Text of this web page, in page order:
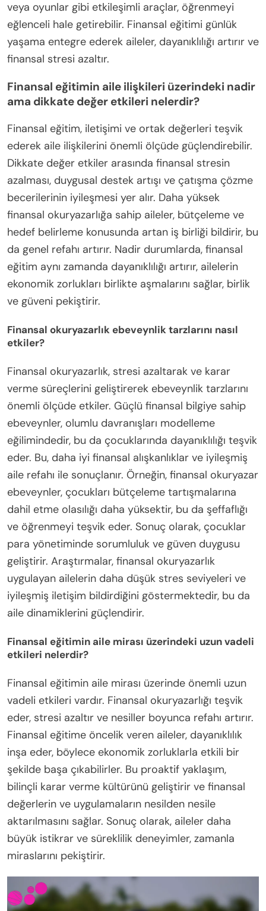
veya oyunlar gibi etkileşimli araçlar, öğrenmeyi
eğlenceli hale getirebilir. Finansal eğitimi günlük
yaşama entegre ederek aileler, dayanıklılığı artırır ve
finansal stresi azaltır.
Finansal eğitimin aile ilişkileri üzerindeki nadir
ama dikkate değer etkileri nelerdir?
Finansal eğitim, iletişimi ve ortak değerleri teşvik
ederek aile ilişkilerini önemli ölçüde güçlendirebilir.
Dikkate değer etkiler arasında finansal stresin
azalması, duygusal destek artışı ve çatışma çözme
becerilerinin iyileşmesi yer alır. Daha yüksek
finansal okuryazarlığa sahip aileler, bütçeleme ve
hedef belirleme konusunda artan iş birliği bildirir, bu
da genel refahı artırır. Nadir durumlarda, finansal
eğitim aynı zamanda dayanıklılığı artırır, ailelerin
ekonomik zorlukları birlikte aşmalarını sağlar, birlik
ve güveni pekiştirir.
Finansal okuryazarlık ebeveynlik tarzlarını nasıl
etkiler?
Finansal okuryazarlık, stresi azaltarak ve karar
verme süreçlerini geliştirerek ebeveynlik tarzlarını
önemli ölçüde etkiler. Güçlü finansal bilgiye sahip
ebeveynler, olumlu davranışları modelleme
eğilimindedir, bu da çocuklarında dayanıklılığı teşvik
eder. Bu, daha iyi finansal alışkanlıklar ve iyileşmiş
aile refahı ile sonuçlanır. Örneğin, finansal okuryazar
ebeveynler, çocukları bütçeleme tartışmalarına
dahil etme olasılığı daha yüksektir, bu da şeffaflığı
ve öğrenmeyi teşvik eder. Sonuç olarak, çocuklar
para yönetiminde sorumluluk ve güven duygusu
geliştirir. Araştırmalar, finansal okuryazarlık
uygulayan ailelerin daha düşük stres seviyeleri ve
iyileşmiş iletişim bildirdiğini göstermektedir, bu da
aile dinamiklerini güçlendirir.
Finansal eğitimin aile mirası üzerindeki uzun vadeli
etkileri nelerdir?
Finansal eğitimin aile mirası üzerinde önemli uzun
vadeli etkileri vardır. Finansal okuryazarlığı teşvik
eder, stresi azaltır ve nesiller boyunca refahı artırır.
Finansal eğitime öncelik veren aileler, dayanıklılık
inşa eder, böylece ekonomik zorluklarla etkili bir
şekilde başa çıkabilirler. Bu proaktif yaklaşım,
bilinçli karar verme kültürünü geliştirir ve finansal
değerlerin ve uygulamaların nesilden nesile
aktarılmasını sağlar. Sonuç olarak, aileler daha
büyük istikrar ve süreklilik deneyimler, zamanla
miraslarını pekiştirir.